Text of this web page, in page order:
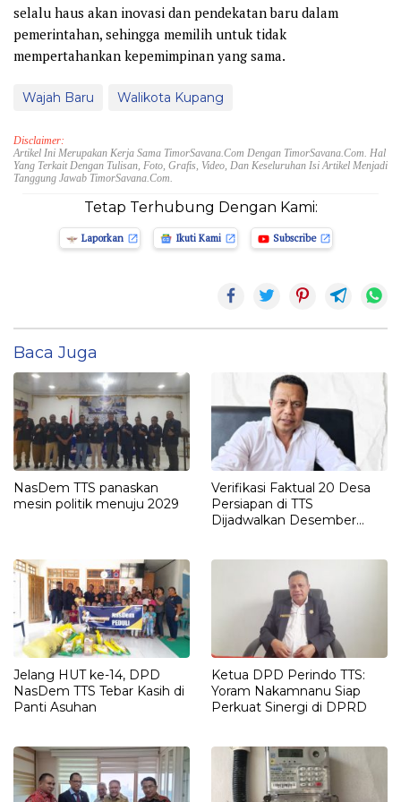
selalu haus akan inovasi dan pendekatan baru dalam
pemerintahan, sehingga memilih untuk tidak
mempertahankan kepemimpinan yang sama.
Wajah Baru Walikota Kupang
Disclaimer:
Artikel Ini Merupakan Kerja Sama TimorSavana.Com Dengan TimorSavana.com. Hal
Yang Terkait Dengan Tulisan, Foto, Grafis, Video, Dan Keseluruhan Isi Artikel Menjadi
Tanggung Jawab TimorSavana.com.
Tetap Terhubung Dengan Kami:
Laporkan Ikuti Kami Subscribe
Baca Juga
NasDem TTS panaskan
mesin politik menuju 2029
Verifikasi Faktual 20 Desa
Persiapan di TTS
Dijadwalkan Desember
Jelang HUT ke-14, DPD
NasDem TTS Tebar Kasih di
Panti Asuhan
Ketua DPD Perindo TTS:
Yoram Nakamnanu Siap
Perkuat Sinergi di DPRD